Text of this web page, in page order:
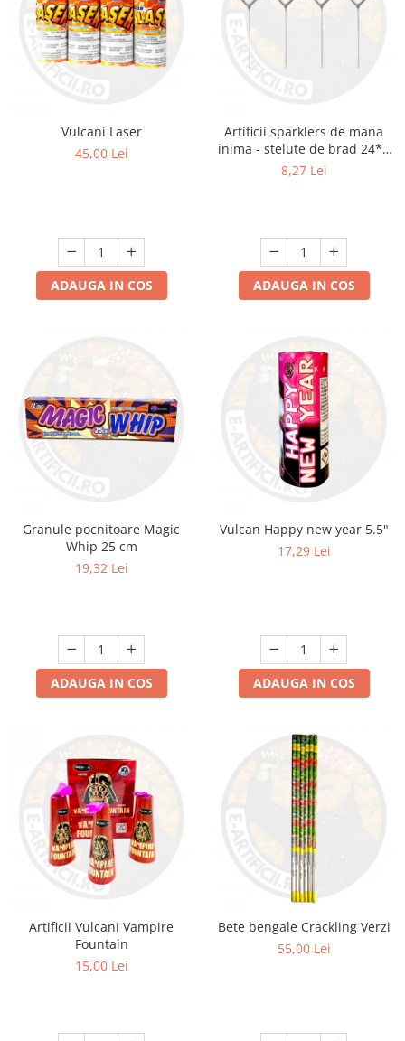
Vulcani Laser
45,00 Lei
ADAUGA IN COS
Artificii sparklers de mana
inima - stelute de brad 24*8
cm - set 5 buc
8,27 Lei
ADAUGA IN COS
Granule pocnitoare Magic
Whip 25 cm
19,32 Lei
ADAUGA IN COS
Vulcan Happy new year 5.5"
17,29 Lei
ADAUGA IN COS
Artificii Vulcani Vampire
Fountain
15,00 Lei
Bete bengale Crackling Verzi
55,00 Lei